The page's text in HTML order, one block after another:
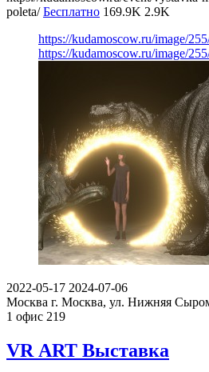
poleta/ Бесплатно 169.9K 2.9K
https://kudamoscow.ru/image/
https://kudamoscow.ru/image/
2022-05-17 2024-07-06
Москва г. Москва, ул. Нижняя
1 офис 219
VR ART Выставка